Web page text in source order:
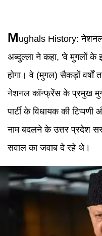
Mughals History:
अब्दुल्ला ने कहा, 'वे मुगलों के
होगा। वे (मुगल) सैकड़ों
नेशनल कॉन्फ्रेंस के प्रमुख
पार्टी के विधायक की
नाम बदलने के उत्तर प्रदेश
सवाल का जवाब दे रहे थे।